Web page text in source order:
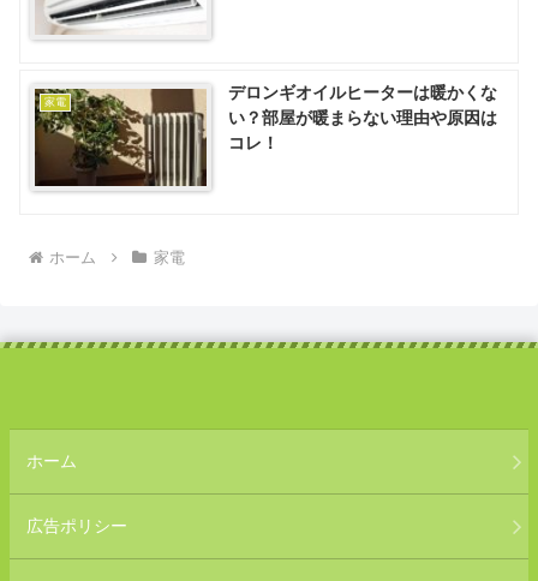
家電
デロンギオイルヒーターは暖かくな
い？部屋が暖まらない理由や原因は
コレ！
ホーム 家電
ホーム
広告ポリシー